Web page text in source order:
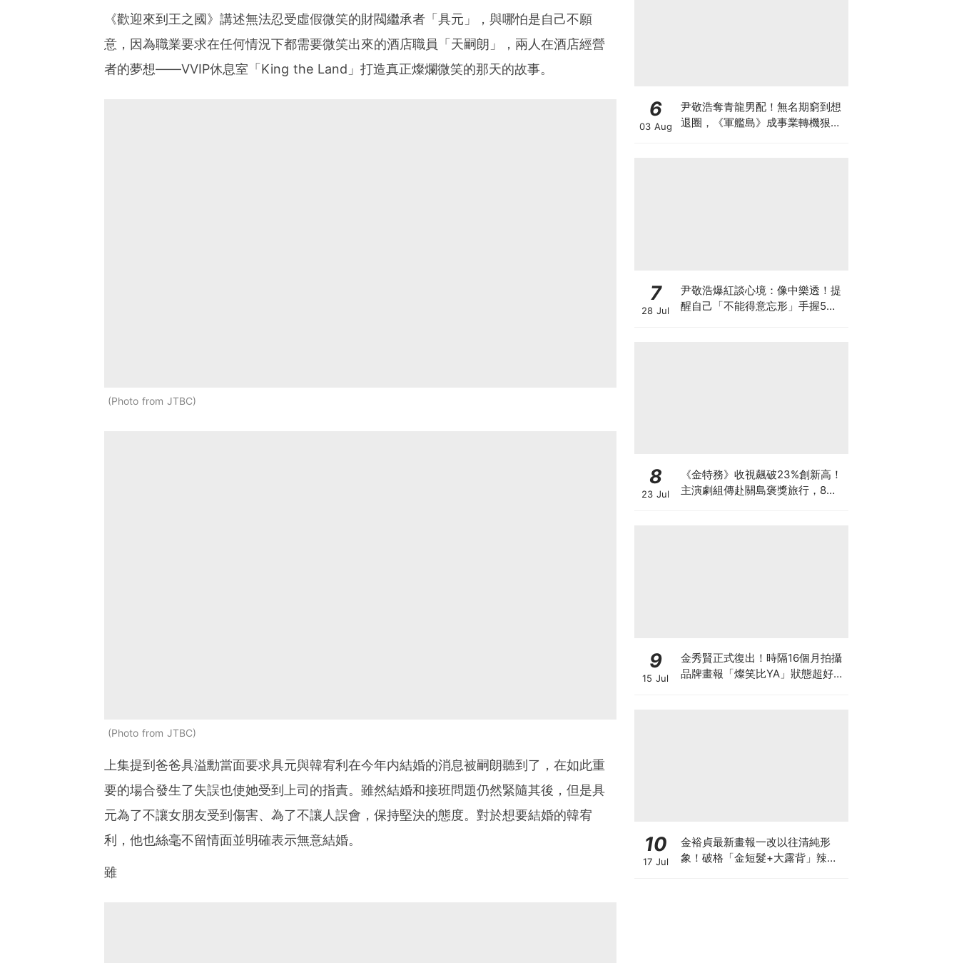
《歡迎來到王之國》講述無法忍受虛假微笑的財閥繼承者「具元」，與哪怕是自己不願
意，因為職業要求在任何情況下都需要微笑出來的酒店職員「天嗣朗」，兩人在酒店經營
者的夢想——VVIP休息室「King the Land」打造真正燦爛微笑的那天的故事。
Photo from JTBC
Photo from JTBC
上集提到爸爸具溢勳當面要求具元與韓宥利在今年内結婚的消息被嗣朗聽到了，在如此重
要的場合發生了失誤也使她受到上司的指責。雖然結婚和接班問題仍然緊隨其後，但是具
元為了不讓女朋友受到傷害、為了不讓人誤會，保持堅決的態度。對於想要結婚的韓宥
利，他也絲毫不留情面並明確表示無意結婚。
雖
6
03 Aug
尹敬浩奪青龍男配！無名期窮到想
退圈，《軍艦島》成事業轉機狠甩
7
28 Jul
尹敬浩爆紅談心境：像中樂透！提
醒自己「不能得意忘形」手握5部
8
23 Jul
《金特務》收視飆破23%創新高！
主演劇組傳赴關島褒獎旅行，8月
9
15 Jul
金秀賢正式復出！時隔16個月拍攝
品牌畫報「燦笑比YA」狀態超好，
10
17 Jul
金裕貞最新畫報一改以往清純形
象！破格「金短髮+大露背」辣翻